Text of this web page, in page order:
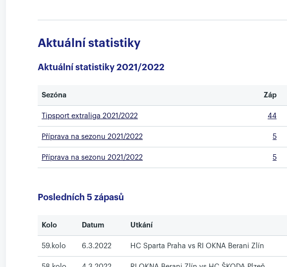
Aktuální statistiky
Aktuální statistiky 2021/2022
Sezóna Záp
Tipsport extraliga 2021/2022 44
Příprava na sezonu 2021/2022 5
Příprava na sezonu 2021/2022 5
Posledních 5 zápasů
Kolo Datum Utkání
59.kolo 6.3.2022 HC Sparta Praha vs RI OKNA Berani Zlín